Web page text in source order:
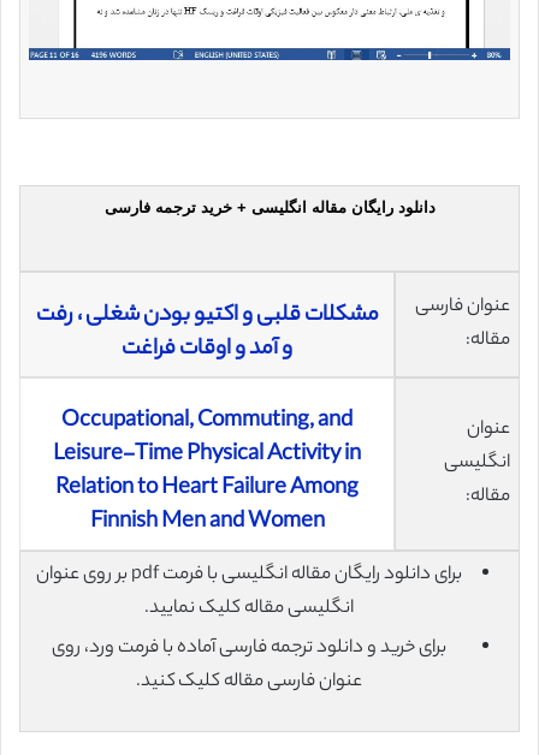
دانلود رایگان مقاله انگلیسی + خرید ترجمه فارسی
عنوان فارسی
مقاله:
مشکلات قلبی و اکتیو بودن شغلی ، رفت
و آمد و اوقات فراغت
عنوان
انگلیسی
مقاله:
Occupational, Commuting, and
Leisure-Time Physical Activity in
Relation to Heart Failure Among
Finnish Men and Women
برای دانلود رایگان مقاله انگلیسی با فرمت pdf بر روی عنوان
انگلیسی مقاله کلیک نمایید.
برای خرید و دانلود ترجمه فارسی آماده با فرمت ورد، روی
عنوان فارسی مقاله کلیک کنید.